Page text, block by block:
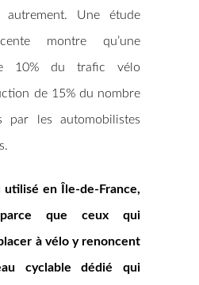
Une étude
montre qu’une
10% du trafic vélo
de 15% du nombre
par les automobilistes
utilisé en Île-de-France,
parce que ceux qui
à vélo y renoncent
cyclable dédié qui